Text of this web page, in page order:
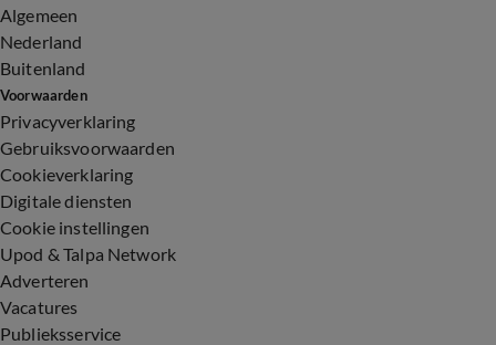
Algemeen
Nederland
Buitenland
Voorwaarden
Privacyverklaring
Gebruiksvoorwaarden
Cookieverklaring
Digitale diensten
Cookie instellingen
Upod & Talpa Network
Adverteren
Vacatures
Publieksservice